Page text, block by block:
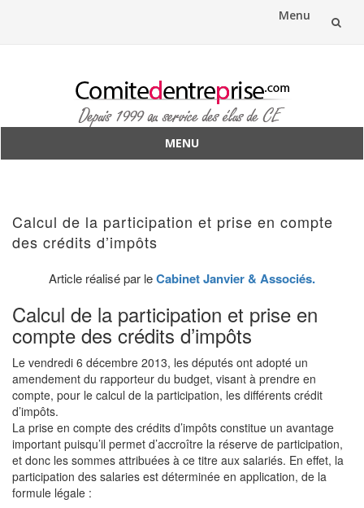
Menu
MENU
Calcul de la participation et prise en compte
des crédits d’impôts
Article réalisé par leCabinet Janvier & Associés.
Calcul de la participation et prise en
compte des crédits d’impôts
Le vendredi 6 décembre 2013, les députés ont adopté un
amendement du rapporteur du budget, visant à prendre en
compte, pour le calcul de la participation, les différents crédit
d’impôts.
La prise en compte des crédits d’impôts constitue un avantage
important puisqu’il permet d’accroître la réserve de participation,
et donc les sommes attribuées à ce titre aux salariés. En effet, la
participation des salaries est déterminée en application, de la
formule légale :